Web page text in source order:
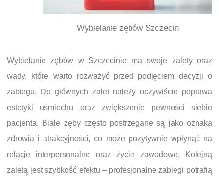
Wybielanie zębów Szczecin
Wybielanie zębów w Szczecinie ma swoje zalety oraz
wady, które warto rozważyć przed podjęciem decyzji o
zabiegu. Do głównych zalet należy oczywiście poprawa
estetyki uśmiechu oraz zwiększenie pewności siebie
pacjenta. Białe zęby często postrzegane są jako oznaka
zdrowia i atrakcyjności, co może pozytywnie wpłynąć na
relacje interpersonalne oraz życie zawodowe. Kolejną
zaletą jest szybkość efektu – profesjonalne zabiegi potrafią